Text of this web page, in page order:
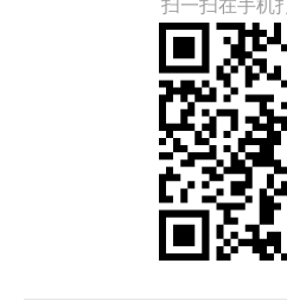
扫一扫在手机